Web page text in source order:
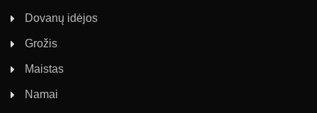
Dovanų idėjos
Grožis
Maistas
Namai